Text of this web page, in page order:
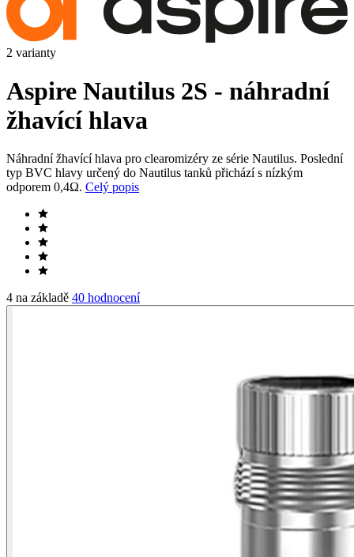
2 varianty
Aspire Nautilus 2S - náhradní
žhavící hlava
Náhradní žhavící hlava pro clearomizéry ze série Nautilus. Poslední
typ BVC hlavy určený do Nautilus tanků přichází s nízkým
odporem 0,4Ω. Celý popis
4 na základě 40 hodnocení